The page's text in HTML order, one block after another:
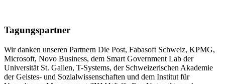
Tagungspartner
Wir danken unseren Partnern Die Post, Fabasoft Schweiz, KPMG,
Microsoft, Novo Business, dem Smart Government Lab der
Universität St. Gallen, T-Systems, der Schweizerischen Akademie
der Geistes- und Sozialwissenschaften und dem Institut für